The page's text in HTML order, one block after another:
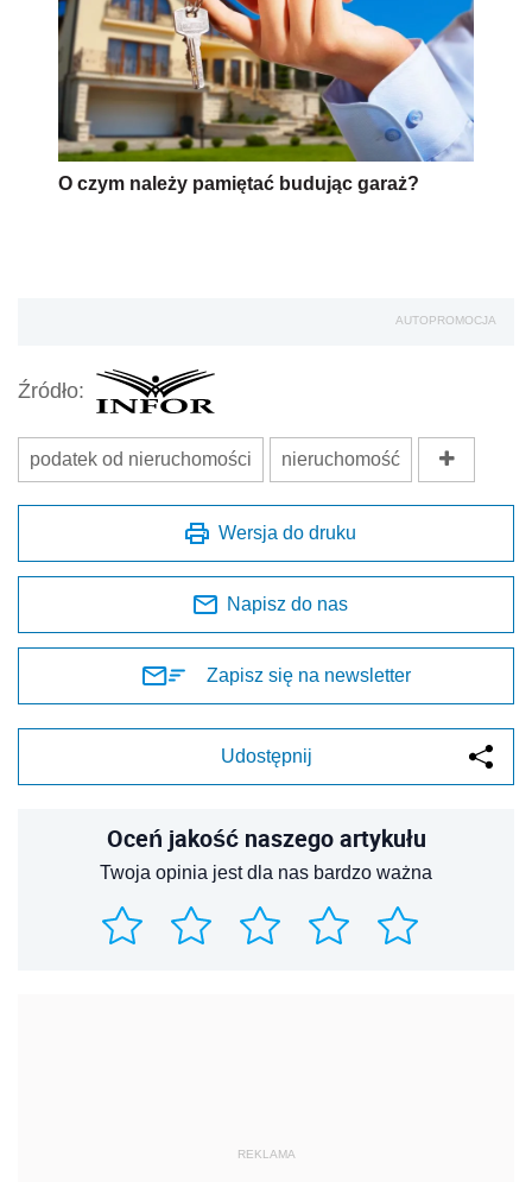
O czym należy pamiętać budując garaż?
AUTOPROMOCJA
Źródło:
podatek od nieruchomości nieruchomość
Wersja do druku
Napisz do nas
Zapisz się na newsletter
Udostępnij
Oceń jakość naszego artykułu
Twoja opinia jest dla nas bardzo ważna
REKLAMA